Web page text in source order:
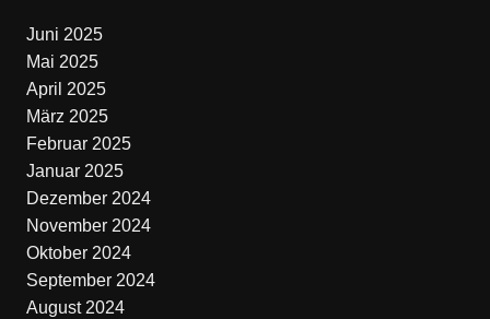
Juni 2025
Mai 2025
April 2025
März 2025
Februar 2025
Januar 2025
Dezember 2024
November 2024
Oktober 2024
September 2024
August 2024